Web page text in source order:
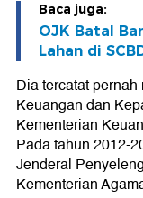
Baca juga:
OJK Batal
Lahan di
Dia tercatat
Keuangan dan
Kementerian
Pada tahun 2012-
Jenderal
Kementerian